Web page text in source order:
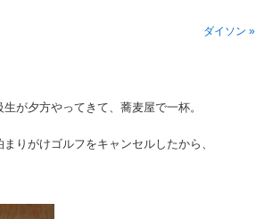
ダイソン »
生が夕方やってきて、蕎麦屋で一杯。
りがけゴルフをキャンセルしたから、